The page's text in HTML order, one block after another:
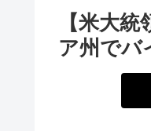
【画像】日本
でも韓国料理
【朝鮮再侵略
【米大
ア州でバ